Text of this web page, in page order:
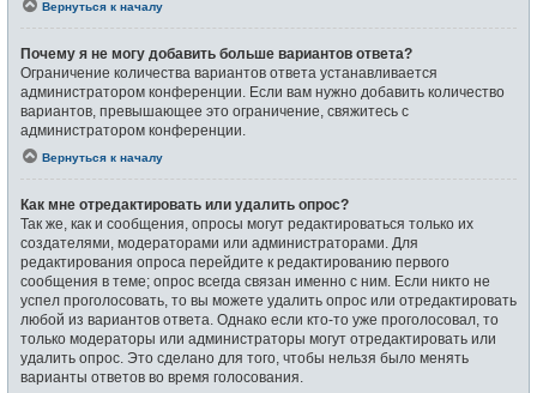
Вернуться к началу
Почему я не могу добавить больше вариантов ответа?
Ограничение количества вариантов ответа устанавливается
администратором конференции. Если вам нужно добавить количество
вариантов, превышающее это ограничение, свяжитесь с
администратором конференции.
Вернуться к началу
Как мне отредактировать или удалить опрос?
Так же, как и сообщения, опросы могут редактироваться только их
создателями, модераторами или администраторами. Для
редактирования опроса перейдите к редактированию первого
сообщения в теме; опрос всегда связан именно с ним. Если никто не
успел проголосовать, то вы можете удалить опрос или отредактировать
любой из вариантов ответа. Однако если кто-то уже проголосовал, то
только модераторы или администраторы могут отредактировать или
удалить опрос. Это сделано для того, чтобы нельзя было менять
варианты ответов во время голосования.